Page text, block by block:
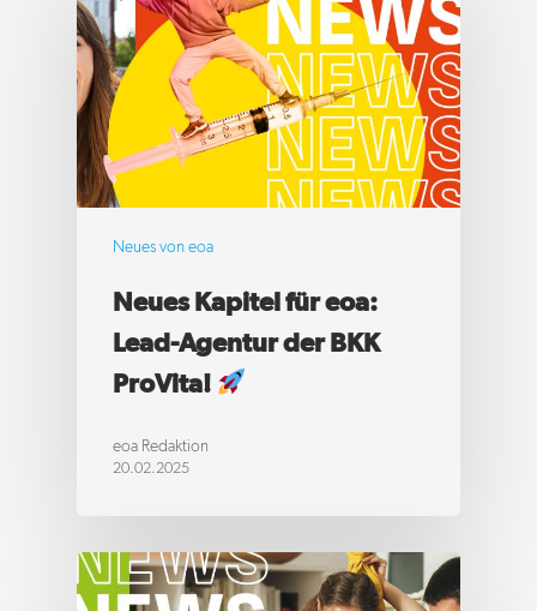
Neues von eoa
Neues Kapitel für eoa:
Lead-Agentur der BKK
ProVita!
eoa Redaktion
20.02.2025
hello@eoa.de